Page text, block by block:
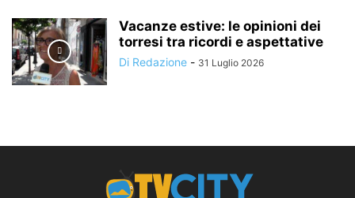
Vacanze estive: le opinioni dei
torresi tra ricordi e aspettative
Di Redazione - 31 Luglio 2026